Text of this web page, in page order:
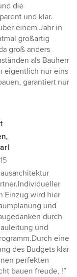
die
und klar.
einem Jahr in
großartig
groß anders
als Bauherr
eigentlich nur eins
garantiert nur
Einzug wird hier
und
durch
und
eine
des Budgets klar
perfekten
bauen freude, !”